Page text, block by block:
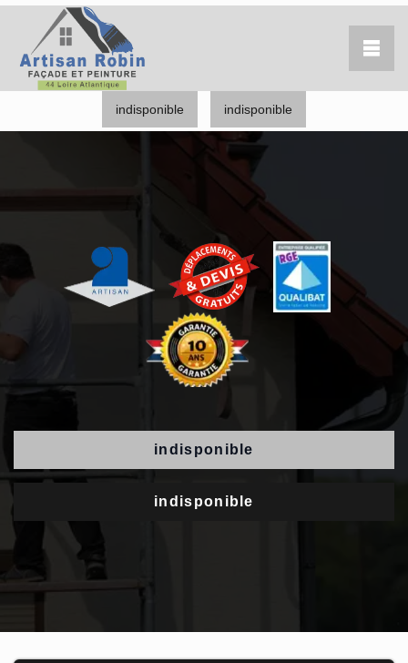
indisponible indisponible
indisponible
indisponible